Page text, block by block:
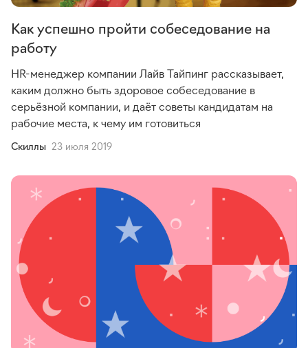
Как успешно пройти собеседование на
работу
HR-менеджер компании Лайв Тайпинг рассказывает,
каким должно быть здоровое собеседование в
серьёзной компании, и даёт советы кандидатам на
рабочие места, к чему им готовиться
Cкиллы 23 июля 2019